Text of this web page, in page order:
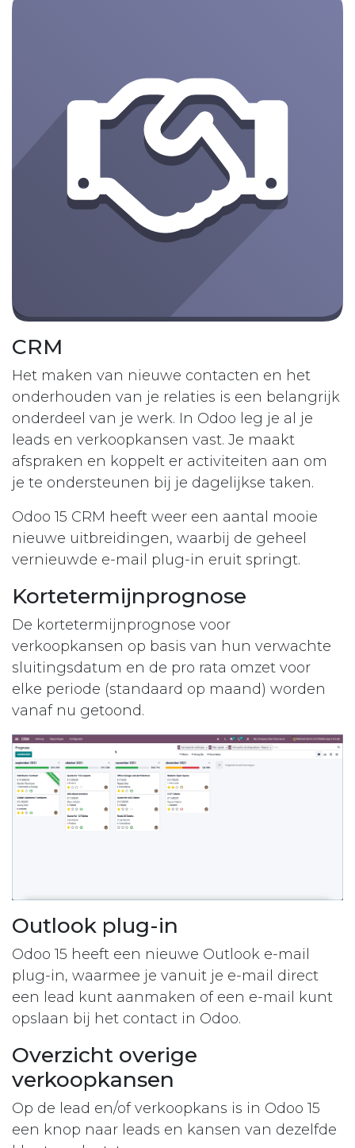
CRM
Het maken van nieuwe contacten en het
onderhouden van je relaties is een belangrijk
onderdeel van je werk. In Odoo leg je al je
leads en verkoopkansen vast. Je maakt
afspraken en koppelt er activiteiten aan om
je te ondersteunen bij je dagelijkse taken.
Odoo 15 CRM heeft weer een aantal mooie
nieuwe uitbreidingen, waarbij de geheel
vernieuwde e-mail plug-in eruit springt.
Kortetermijnprognose
De kortetermijnprognose voor
verkoopkansen op basis van hun verwachte
sluitingsdatum en de pro rata omzet voor
elke periode (standaard op maand) worden
vanaf nu getoond.
Outlook plug-in
Odoo 15 heeft een nieuwe Outlook e-mail
plug-in, waarmee je vanuit je e-mail direct
een lead kunt aanmaken of een e-mail kunt
opslaan bij het contact in Odoo.
Overzicht overige
verkoopkansen
Op de lead en/of verkoopkans is in Odoo 15
een knop naar leads en kansen van dezelfde